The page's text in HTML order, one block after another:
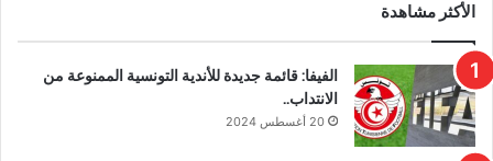
الأكثر مشاهدة
الفيفا: قائمة جديدة للأندية التونسية الممنوعة من
الانتداب..
20 أغسطس 2024